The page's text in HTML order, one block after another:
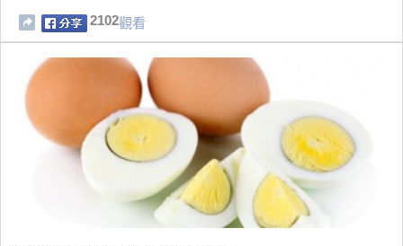
2102觀看